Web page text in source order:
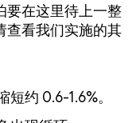
要在这里待上一整
查看我们实施的其
短约 0.6-1.6%。